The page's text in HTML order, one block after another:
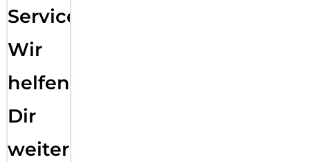
Service:
Wir
helfen
Dir
weiter